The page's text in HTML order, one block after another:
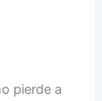
pierde a